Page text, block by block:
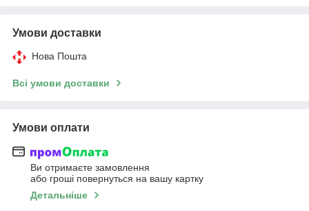
Умови доставки
Нова Пошта
Всі умови доставки
Умови оплати
Ви отримаєте замовлення
або гроші повернуться на вашу картку
Детальніше